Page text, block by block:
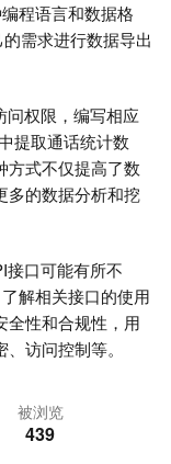
程语言和数据格
需求进行数据导出
问权限，编写相应
提取通话统计数
方式不仅提高了数
多的数据分析和挖
接口可能有所不
解相关接口的使用
全性和合规性，用
访问控制等。
被浏览
439